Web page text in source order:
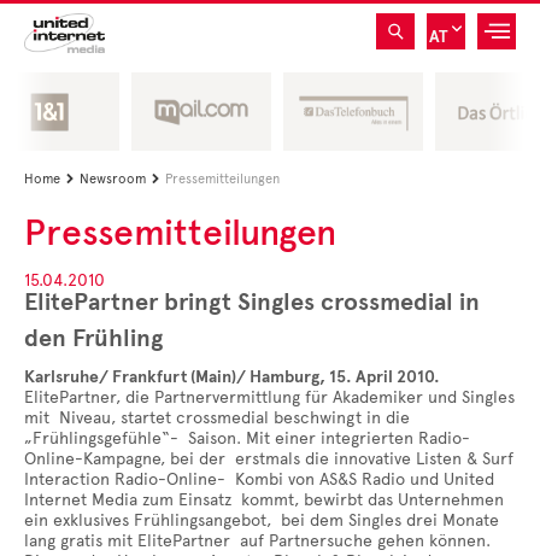
AT
Home  Newsroom  Pressemitteilungen
Pressemitteilungen
15.04.2010
ElitePartner bringt Singles crossmedial in
den Frühling
Karlsruhe/ Frankfurt (Main)/ Hamburg, 15. April 2010.
ElitePartner, die Partnervermittlung für Akademiker und Singles
mit Niveau, startet crossmedial beschwingt in die
„Frühlingsgefühle“- Saison. Mit einer integrierten Radio-
Online-Kampagne, bei der erstmals die innovative Listen & Surf
Interaction Radio-Online- Kombi von AS&S Radio und United
Internet Media zum Einsatz kommt, bewirbt das Unternehmen
ein exklusives Frühlingsangebot, bei dem Singles drei Monate
lang gratis mit ElitePartner auf Partnersuche gehen können.